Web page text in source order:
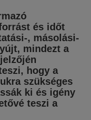
és időt
, másolási-
mindezt a
hogy a
szükséges
ki és igény
teszi a